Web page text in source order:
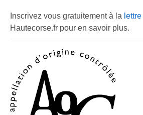
Inscrivez vous gratuitement à la
Hautecorse.fr pour en savoir plus.